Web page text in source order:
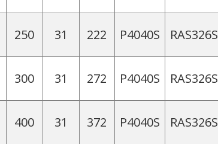
250 31 222 P4040S RAS326S
300 31 272 P4040S RAS326S
400 31 372 P4040S RAS326S